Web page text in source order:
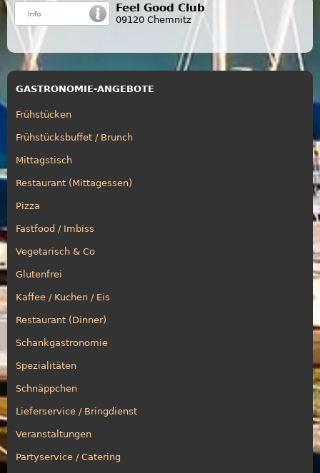
Feel Good Club
09120 Chemnitz
GASTRONOMIE-ANGEBOTE
Frühstücken
Frühstücksbuffet / Brunch
Mittagstisch
Restaurant (Mittagessen)
Pizza
Fastfood / Imbiss
Vegetarisch & Co
Glutenfrei
Kaffee / Kuchen / Eis
Restaurant (Dinner)
Schankgastronomie
Spezialitäten
Schnäppchen
Lieferservice / Bringdienst
Veranstaltungen
Partyservice / Catering